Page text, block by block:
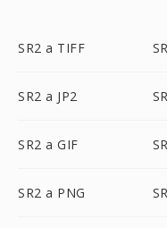
SR2 a TIFF
SR2 a JP2
SR2 a GIF
SR2 a PNG